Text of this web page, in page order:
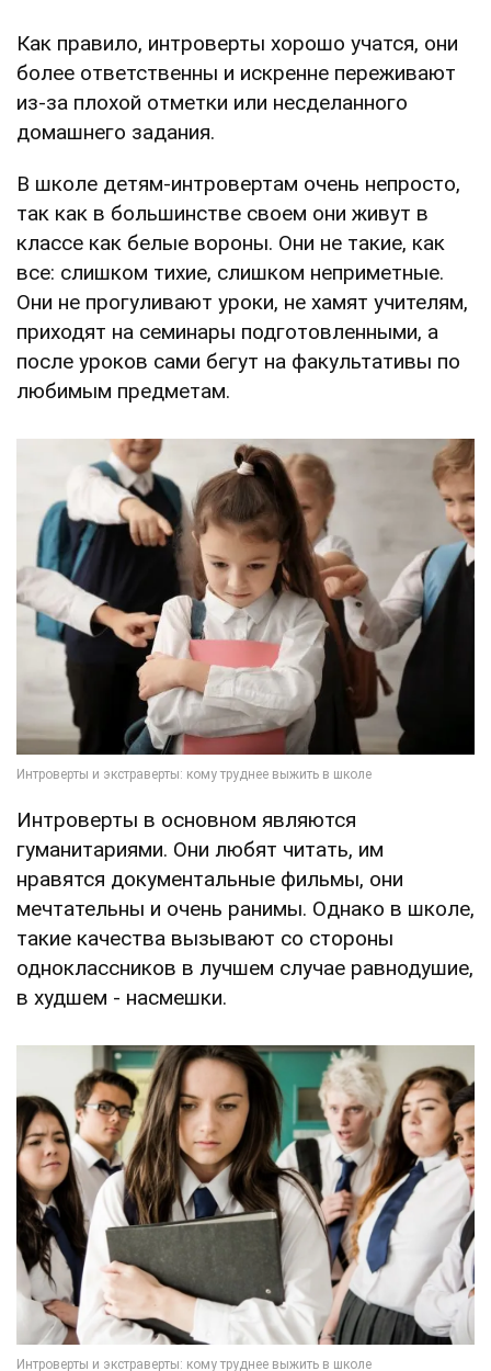
Как правило, интроверты хорошо учатся, они
более ответственны и искренне переживают
из-за плохой отметки или несделанного
домашнего задания.
В школе детям-интровертам очень непросто,
так как в большинстве своем они живут в
классе как белые вороны. Они не такие, как
все: слишком тихие, слишком неприметные.
Они не прогуливают уроки, не хамят учителям,
приходят на семинары подготовленными, а
после уроков сами бегут на факультативы по
любимым предметам.
Интроверты в основном являются
гуманитариями. Они любят читать, им
нравятся документальные фильмы, они
мечтательны и очень ранимы. Однако в школе,
такие качества вызывают со стороны
одноклассников в лучшем случае равнодушие,
в худшем - насмешки.